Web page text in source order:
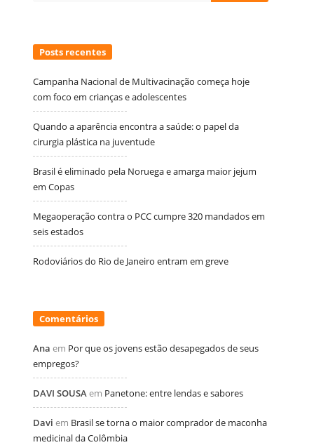
Posts recentes
Campanha Nacional de Multivacinação começa hoje
com foco em crianças e adolescentes
Quando a aparência encontra a saúde: o papel da
cirurgia plástica na juventude
Brasil é eliminado pela Noruega e amarga maior jejum
em Copas
Megaoperação contra o PCC cumpre 320 mandados em
seis estados
Rodoviários do Rio de Janeiro entram em greve
Comentários
Ana em Por que os jovens estão desapegados de seus
empregos?
DAVI SOUSA em Panetone: entre lendas e sabores
Davi em Brasil se torna o maior comprador de maconha
medicinal da Colômbia